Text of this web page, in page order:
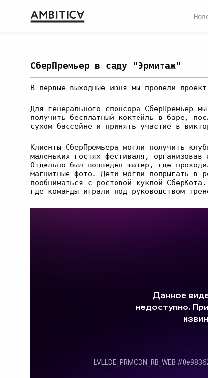
СберПремьер в саду "Эрмитаж"
В первые выходные июня мы провели
Для генерального спонсора СберПремьер
получить бесплатный коктейль в баре,
сухом бассейне и принять участие в
Клиенты СберПремьера могли получить
маленьких гостях фестиваля,
Отдельно был возведен шатер, где
магнитные фото. Дети могли попрыгать в
пообниматься с ростовой куклой
где команды играли под руководством